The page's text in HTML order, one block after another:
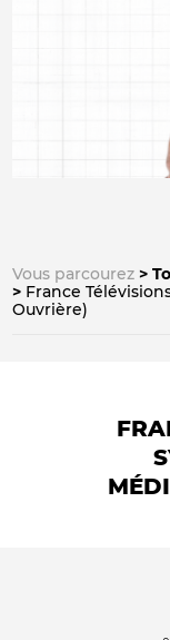
Vous parcourez
France
Ouvrière)